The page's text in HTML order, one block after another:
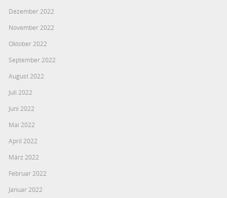
Dezember 2022
November 2022
Oktober 2022
September 2022
August 2022
Juli 2022
Juni 2022
Mai 2022
April 2022
März 2022
Februar 2022
Januar 2022